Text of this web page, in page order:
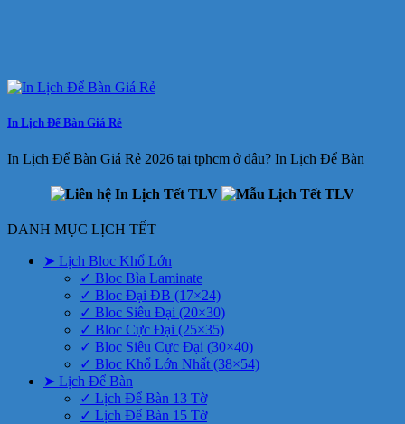
In Lịch Để Bàn Giá Rẻ
In Lịch Để Bàn Giá Rẻ 2026 tại tphcm ở đâu? In Lịch Để Bàn
DANH MỤC LỊCH TẾT
➤ Lịch Bloc Khổ Lớn
✓ Bloc Bìa Laminate
✓ Bloc Đại ĐB (17×24)
✓ Bloc Siêu Đại (20×30)
✓ Bloc Cực Đại (25×35)
✓ Bloc Siêu Cực Đại (30×40)
✓ Bloc Khổ Lớn Nhất (38×54)
➤ Lịch Để Bàn
✓ Lịch Để Bàn 13 Tờ
✓ Lịch Để Bàn 15 Tờ